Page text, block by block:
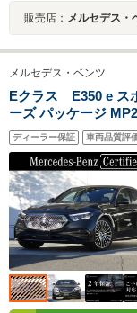
販売店： メルセデス
メルセデス・ベンツ
Eクラス E350 e ス
ーズ パッケージ
ッケージ アドバン
イディングルーフ
ディーラー保証 車両品質評